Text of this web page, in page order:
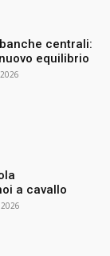
centrali:
equilibrio
a cavallo